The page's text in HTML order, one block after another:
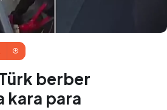
berber
kara para